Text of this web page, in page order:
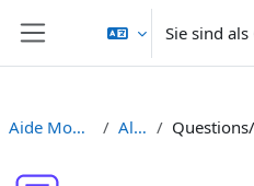
Website-Übersicht
Sie sind
Aide Moodle - Moodle Hilfe Allgemeines